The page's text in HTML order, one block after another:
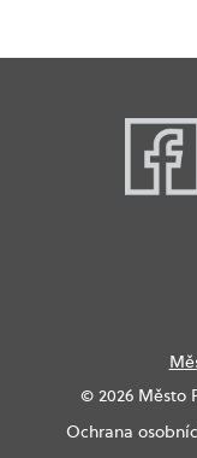
© 2026 Město
Ochrana